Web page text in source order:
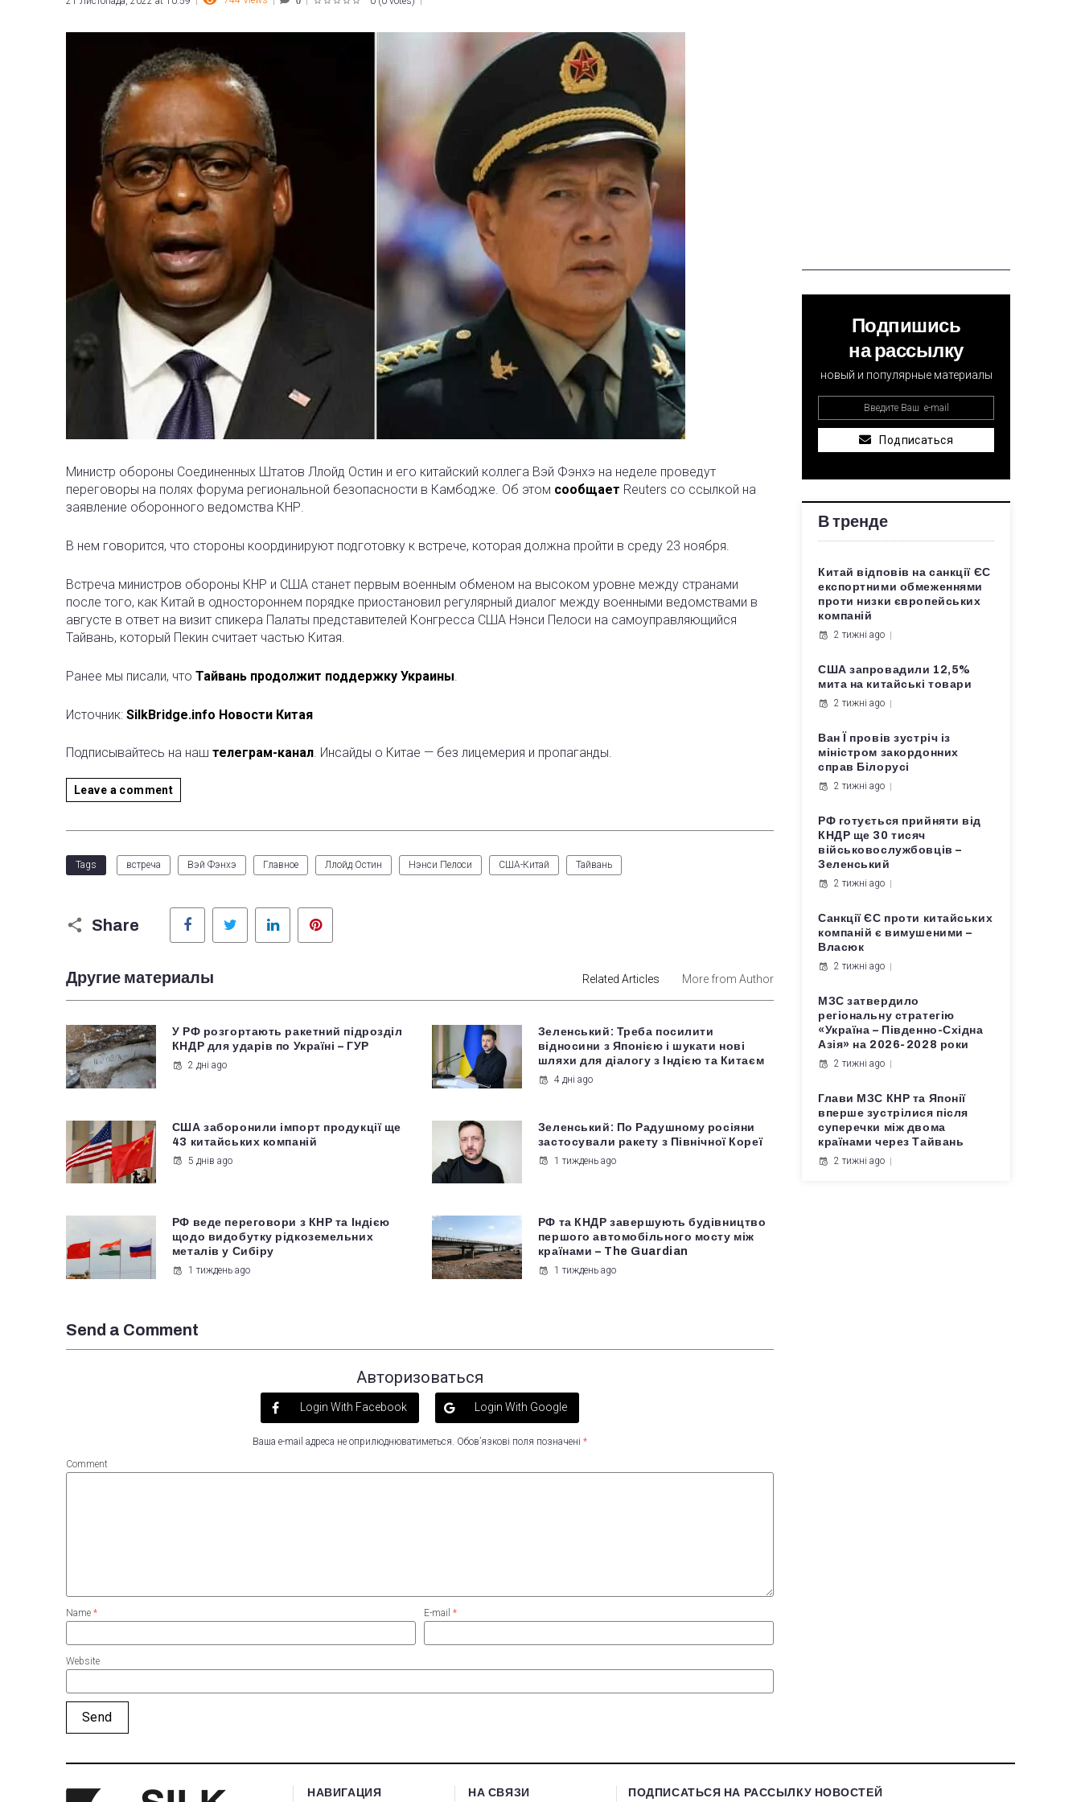
Министр обороны Соединенных Штатов Ллойд Остин и его китайский коллега Вэй Фэнхэ на неделе проведут
переговоры на полях форума региональной безопасности в Камбодже. Об этом сообщает Reuters со ссылкой на
заявление оборонного ведомства КНР.
В нем говорится, что стороны координируют подготовку к встрече, которая должна пройти в среду 23 ноября.
Встреча министров обороны КНР и США станет первым военным обменом на высоком уровне между странами
после того, как Китай в одностороннем порядке приостановил регулярный диалог между военными ведомствами в
августе в ответ на визит спикера Палаты представителей Конгресса США Нэнси Пелоси на самоуправляющийся
Тайвань, который Пекин считает частью Китая.
Ранее мы писали, что Тайвань продолжит поддержку Украины.
Источник: SilkBridge.info Новости Китая
Подписывайтесь на наш телеграм-канал. Инсайды о Китае — без лицемерия и пропаганды.
Leave a comment
Tags встреча Вэй Фэнхэ Главное Ллойд Остин Нэнси Пелоси США-Китай Тайвань
Share
Facebook Twitter LinkedIn
Другие материалы Related Articles More from Author
У РФ розгортають ракетний підрозділ
КНДР для ударів по Україні – ГУР
2 дні ago
Зеленський: Треба посилити
відносини з Японією і шукати нові
шляхи для діалогу з Індією та Китаєм
4 дні ago
США заборонили імпорт продукції ще
43 китайських компаній
5 днів ago
Зеленський: По Радушному росіяни
застосували ракету з Північної Кореї
1 тиждень ago
РФ веде переговори з КНР та Індією
щодо видобутку рідкоземельних
металів у Сибіру
1 тиждень ago
РФ та КНДР завершують будівництво
першого автомобільного мосту між
країнами – The Guardian
1 тиждень ago
Send a Comment
Авторизоваться
Login With Facebook Login With Google
Ваша e-mail адреса не оприлюднюватиметься. Обов’язкові поля позначені *
Comment
Name * E-mail *
Website
Подпишись
на рассылку
новый и популярные материалы
Подписаться
В тренде
Китай відповів на санкції ЄС
експортними обмеженнями
проти низки європейських
компаній
2 тижні ago
США запровадили 12,5%
мита на китайські товари
2 тижні ago
Ван Ї провів зустріч із
міністром закордонних
справ Білорусі
2 тижні ago
РФ готується прийняти від
КНДР ще 30 тисяч
військовослужбовців –
Зеленський
2 тижні ago
Санкції ЄС проти китайських
компаній є вимушеними –
Власюк
2 тижні ago
МЗС затвердило
регіональну стратегію
«Україна – Південно-Східна
Азія» на 2026-2028 роки
2 тижні ago
Глави МЗС КНР та Японії
вперше зустрілися після
суперечки між двома
країнами через Тайвань
2 тижні ago
НАВИГАЦИЯ НА СВЯЗИ ПОДПИСАТЬСЯ НА РАССЫЛКУ НОВОСТЕЙ